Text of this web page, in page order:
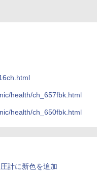
health/ch_657fbk.html
health/ch_650fbk.html
計に新色を追加